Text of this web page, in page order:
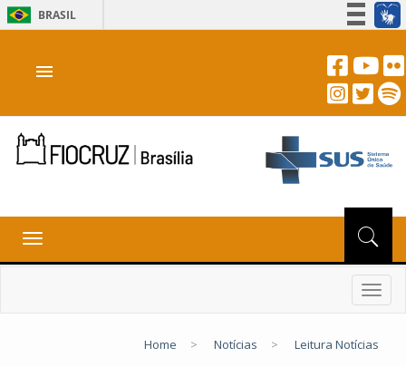
BRASIL
Acesso à informação
Canais
menu
Toggle
navigation
Home > Notícias > Leitura Notícias